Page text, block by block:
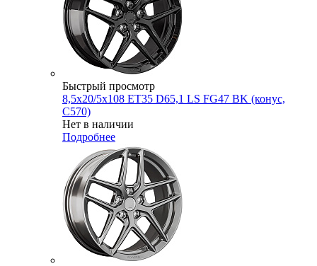
Быстрый просмотр
8,5x20/5x108 ET35 D65,1 LS FG47 BK (конус,
C570)
Нет в наличии
Подробнее